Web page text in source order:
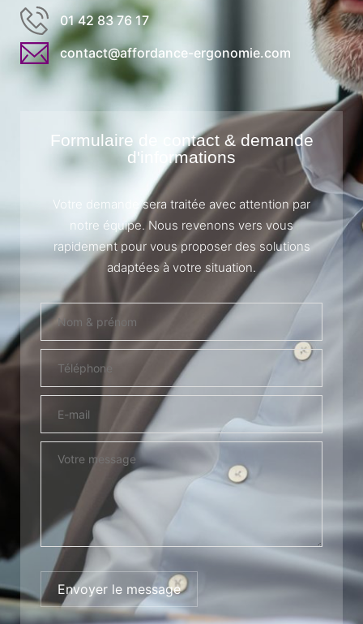
01 42 83 76 17
contact@affordance-ergonomie.com
Formulaire de contact & demande
d'informations
Votre demande sera traitée avec attention par
notre équipe. Nous revenons vers vous
rapidement pour vous proposer des solutions
adaptées à votre situation.